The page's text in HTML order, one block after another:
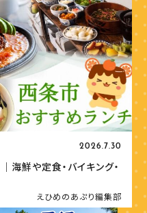
2026.7.30
海鮮や定食・バイキング・
えひめのあぷり編集部